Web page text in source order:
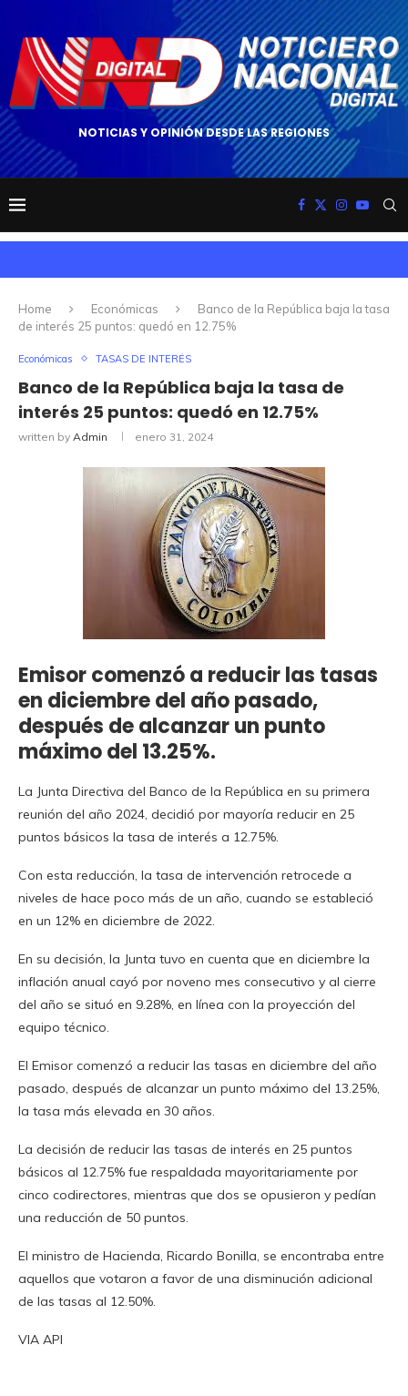
NOTICIAS Y OPINIÓN DESDE LAS REGIONES
Home Económicas
Banco de la República baja la tasa
de interés 25 puntos: quedó en 12.75%
Económicas TASAS DE INTERÉS
Banco de la República baja la tasa de
interés 25 puntos: quedó en 12.75%
written by Admin enero 31, 2024
Emisor comenzó a reducir las tasas
en diciembre del año pasado,
después de alcanzar un punto
máximo del 13.25%.
La Junta Directiva del Banco de la República en su primera
reunión del año 2024, decidió por mayoría reducir en 25
puntos básicos la tasa de interés a 12.75%.
Con esta reducción, la tasa de intervención retrocede a
niveles de hace poco más de un año, cuando se estableció
en un 12% en diciembre de 2022.
En su decisión, la Junta tuvo en cuenta que en diciembre la
inflación anual cayó por noveno mes consecutivo y al cierre
del año se situó en 9.28%, en línea con la proyección del
equipo técnico.
El Emisor comenzó a reducir las tasas en diciembre del año
pasado, después de alcanzar un punto máximo del 13.25%,
la tasa más elevada en 30 años.
La decisión de reducir las tasas de interés en 25 puntos
básicos al 12.75% fue respaldada mayoritariamente por
cinco codirectores, mientras que dos se opusieron y pedían
una reducción de 50 puntos.
El ministro de Hacienda, Ricardo Bonilla, se encontraba entre
aquellos que votaron a favor de una disminución adicional
de las tasas al 12.50%.
VIA API